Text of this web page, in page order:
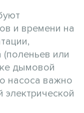
и времени на
или
дымовой
насоса важно